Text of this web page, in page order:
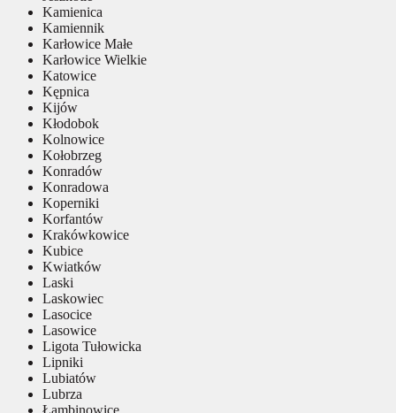
Kamienica
Kamiennik
Karłowice Małe
Karłowice Wielkie
Katowice
Kępnica
Kijów
Kłodobok
Kolnowice
Kołobrzeg
Konradów
Konradowa
Koperniki
Korfantów
Krakówkowice
Kubice
Kwiatków
Laski
Laskowiec
Lasocice
Lasowice
Ligota Tułowicka
Lipniki
Lubiatów
Lubrza
Łambinowice